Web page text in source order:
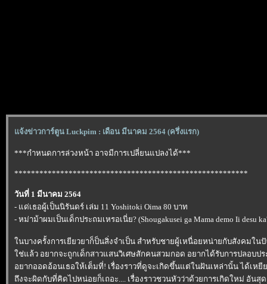
จ้งข่าวการ์ตูน Luckpim : เดือน มีนาคม 2564 (ครึ่งแรก)
***กำหนดการล่วงหน้า อาจมีการเปลี่ยนแปลงได้***
********************************************************
วันที่ 1 มีนาคม 2564
- แด่เธอผู้เป็นนิรันดร์ เล่ม 11 Yoshitoki Oima 80 บาท
- หม่าม้าผมเป็นเด็กประถมเหรอเนี่ย? (Shougakusei ga Mama demo Ii desu
นบางครั้งการเยียวยาก็ป็นสิ่งจำเป็น สำหรับชายผู้เหนื่อยหน่ายกับสังคมใน
ช่แล้ว อยากจะถูกเด็กสาวแสนวิเศษสักคนสวมกอด อยากได้รับการปลอบปร
อยากออดอ้อนเธอให้เต็มที่! เรื่องราวที่ดูจะเกิดขึ้นแต่ในฝันเหล่านั้น ได้เหยี
ถึงจะผิดกับที่คิดไปหน่อยก็เถอะ.... เรื่องราวชวนหัวว่าด้วยการเกิดใหม่ อัน